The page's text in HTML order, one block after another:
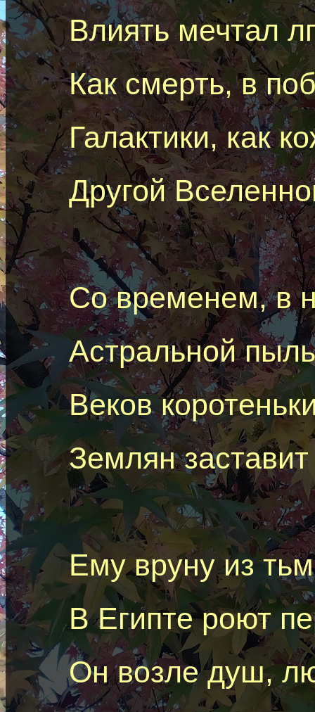
Влиять мечтал
Как смерть, в
Галактики, как
Другой
Со временем, в
Астральной
Веков
Землян
Ему вруну из
В Египте роют
Он возле душ,